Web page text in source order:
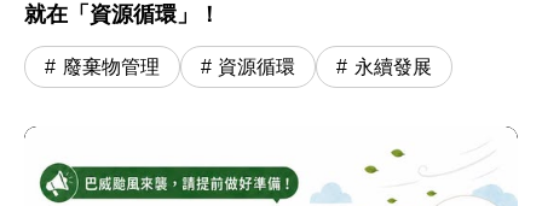
就在「資源循環」！
廢棄物管理 資源循環 永續發展